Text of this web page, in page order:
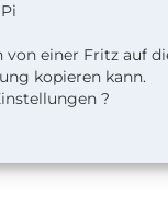
von einer Fritz auf
kopieren kann.
?